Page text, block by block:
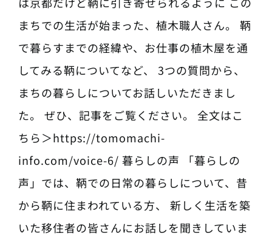
まちでの生活が始まった、植木職人さん。 鞆
で暮らすまでの経緯や、お仕事の植木屋を通
してみる鞆についてなど、 3つの質問から、
まちの暮らしについてお話しいただきまし
た。 ぜひ、記事をご覧ください。 全文はこ
ちら＞https://tomomachi-
info.com/voice-6/ 暮らしの声 「暮らしの
声」では、鞆での日常の暮らしについて、昔
から鞆に住まわれている方、 新しく生活を築
いた移住者の皆さんにお話しを聞きしていま